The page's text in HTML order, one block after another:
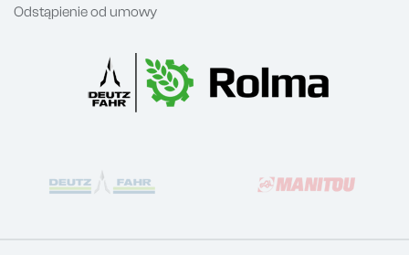
Odstąpienie od umowy